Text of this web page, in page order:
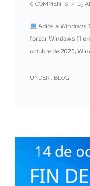
0 COMMENTS / 15
Adiós a Windows
forzar Windows 11
octubre de 2025,
UNDER : BLOG